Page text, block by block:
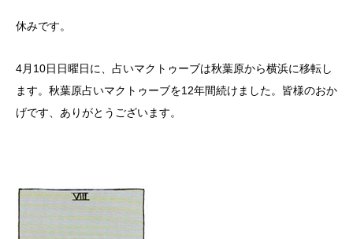
休みです。
4月10日日曜日に、占いマクトゥーブは秋葉原から横浜に移転し
ます。秋葉原占いマクトゥーブを12年間続けました。皆様のおか
げです、ありがとうございます。